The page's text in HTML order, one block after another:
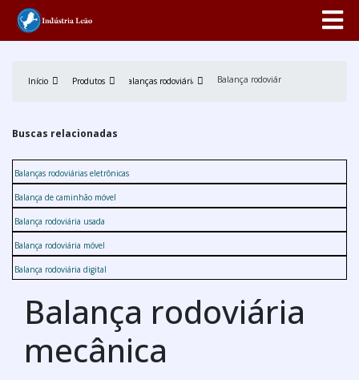
Início Produtos Balanças rodoviárias Balança rodoviária mecânica
Buscas relacionadas
Balanças rodoviárias eletrônicas
Balança de caminhão móvel
Balança rodoviária usada
Balança rodoviária móvel
Balança rodoviária digital
Balança rodoviária
mecânica